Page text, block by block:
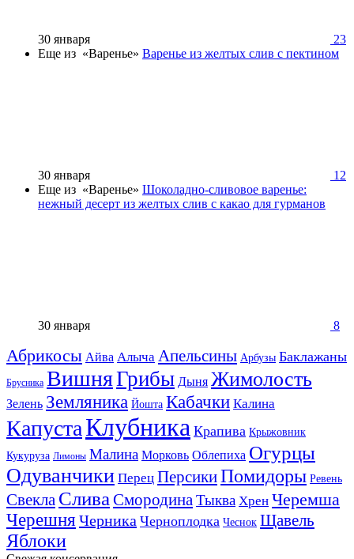
30 января
23
Еще из «Варенье» Варенье из желтых слив с пектином
30 января
12
Еще из «Варенье» Шоколадно-сливовое варенье:
нежный десерт из желтых слив с какао для гурманов
30 января 8
Абрикосы Айва Алыча Апельсины Арбузы Баклажаны
Брусника ВишняГрибы Дыня Жимолость
Зелень Земляника Йошта Кабачки Калина
КапустаКлубника Крапива Крыжовник
Кукуруза Лимоны Малина Морковь Облепиха Огурцы
Одуванчики Перец ПерсикиПомидоры Ревень
Свекла СливаСмородинаТыква Хрен Черемша
Черешня Черника Черноплодка Чеснок Щавель
Яблоки